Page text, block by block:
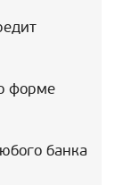
форме
банка